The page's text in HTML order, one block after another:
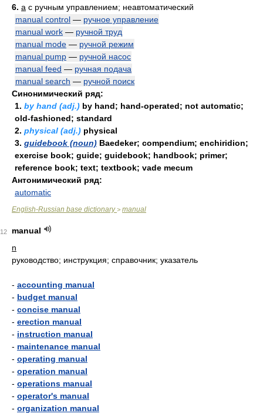
6. a с ручным управлением; неавтоматический
manual control — ручное управление
manual work — ручной труд
manual mode — ручной режим
manual pump — ручной насос
manual feed — ручная подача
manual search — ручной поиск
Синонимический ряд:
1. by hand (adj.) by hand; hand-operated; not automatic;
old-fashioned; standard
2. physical (adj.) physical
3. guidebook (noun) Baedeker; compendium; enchiridion;
exercise book; guide; guidebook; handbook; primer;
reference book; text; textbook; vade mecum
Антонимический ряд:
automatic
English-Russian base dictionary> manual
12
manual
n
руководство; инструкция; справочник; указатель
- accounting manual
- budget manual
- concise manual
- erection manual
- instruction manual
- maintenance manual
- operating manual
- operation manual
- operations manual
- operator's manual
- organization manual